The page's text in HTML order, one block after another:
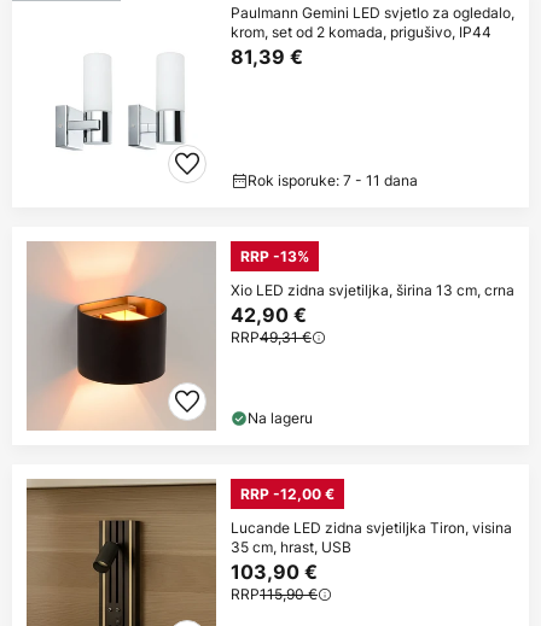
Paulmann Gemini LED svjetlo za ogledalo,
krom, set od 2 komada, prigušivo, IP44
81,39 €
Rok isporuke: 7 - 11 dana
RRP -13%
Xio LED zidna svjetiljka, širina 13 cm, crna
42,90 €
RRP49,31 €
Na lageru
RRP -12,00 €
Lucande LED zidna svjetiljka Tiron, visina
35 cm, hrast, USB
103,90 €
RRP115,90 €